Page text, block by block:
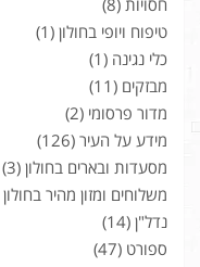
טיפוח ויופי בחולון (1)
כלי נגינה (1)
מבזקים (11)
מדור פרסומי (2)
מידע על העיר (126)
מסעדות ובארים בחולון (3)
משלוחים ומזון מהיר בחולון
נדל"ן (14)
ספורט (47)